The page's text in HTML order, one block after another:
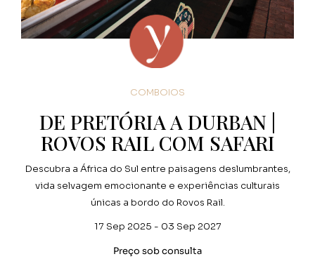
COMBOIOS
DE PRETÓRIA A DURBAN |
ROVOS RAIL COM SAFARI
Descubra a África do Sul entre paisagens deslumbrantes,
vida selvagem emocionante e experiências culturais
únicas a bordo do Rovos Rail.
17 Sep 2025 - 03 Sep 2027
Preço sob consulta